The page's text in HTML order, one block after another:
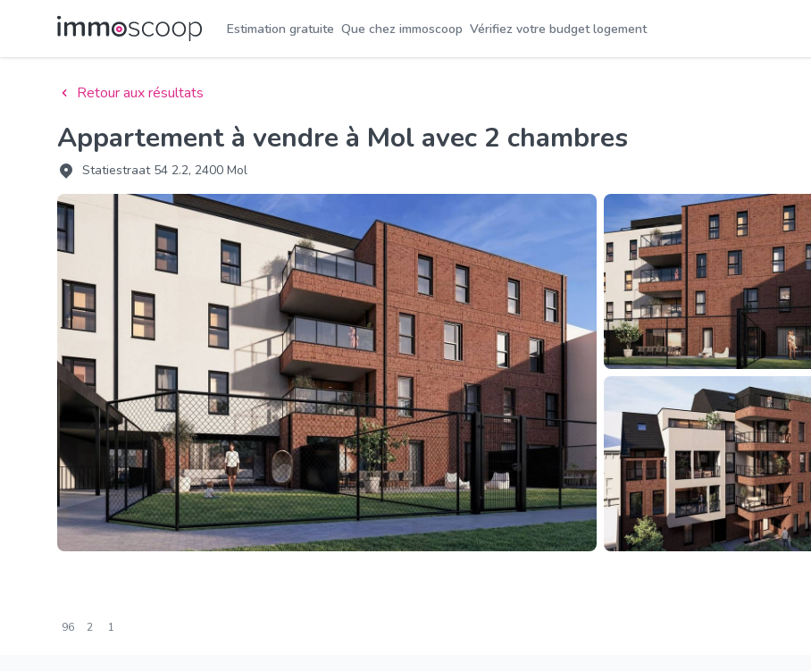
Estimation gratuite Que chez immoscoop Vérifiez votre budget logement
Retour aux résultats
Appartement à vendre à Mol avec 2 chambres
Statiestraat 54 2.2, 2400 Mol
96 2 1